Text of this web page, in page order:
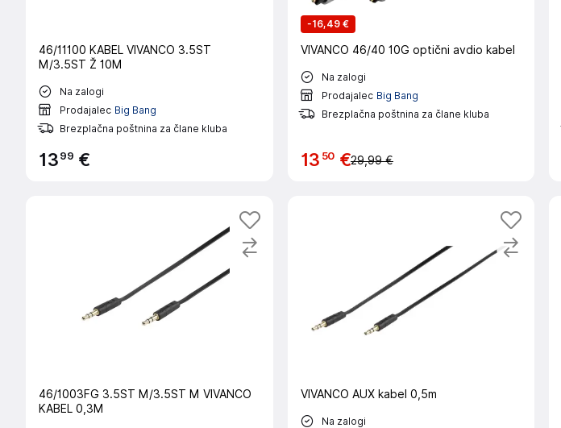
46/11100 KABEL VIVANCO 3.5ST
M/3.5ST Ž 10M
Na zalogi
Prodajalec Big Bang
Brezplačna poštnina za člane kluba
1399 €
-16,49 €
VIVANCO 46/40 10G optični avdio kabel
Na zalogi
Prodajalec Big Bang
Brezplačna poštnina za člane kluba
13 50 €29,99 €
46/1003FG 3.5ST M/3.5ST M VIVANCO
KABEL 0,3M
VIVANCO AUX kabel 0,5m
Na zalogi